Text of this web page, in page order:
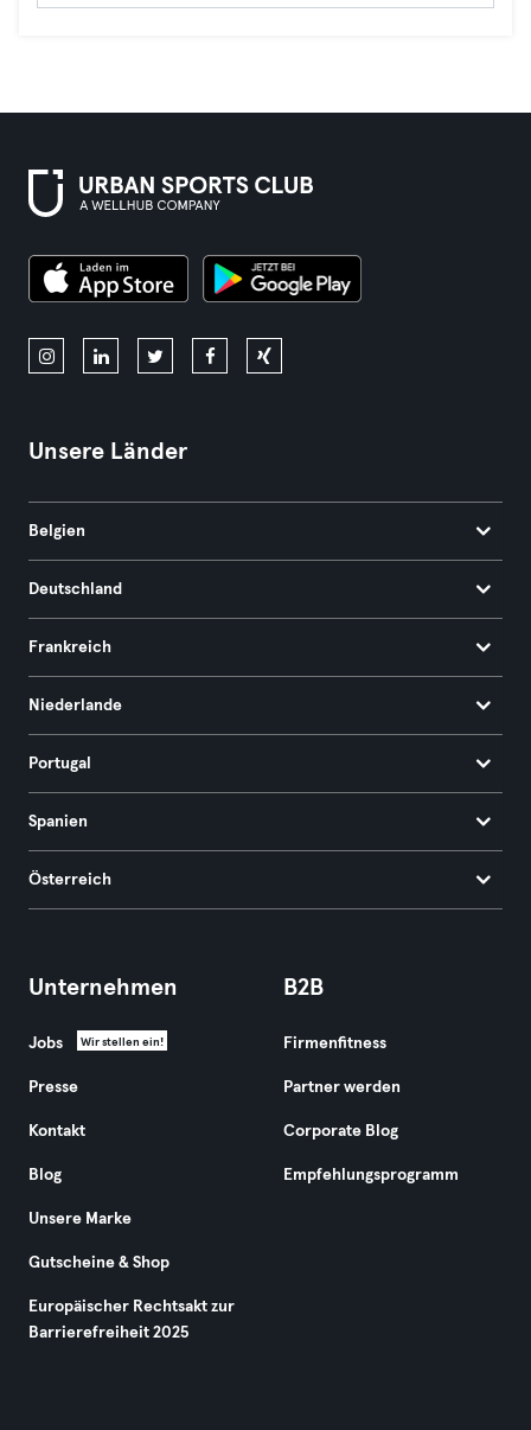
Unsere Länder
Belgien
Deutschland
Frankreich
Niederlande
Portugal
Spanien
Österreich
Unternehmen
Jobs Wir stellen ein!
Presse
Kontakt
Blog
Unsere Marke
Gutscheine & Shop
Europäischer Rechtsakt zur
Barrierefreiheit 2025
B2B
Firmenfitness
Partner werden
Corporate Blog
Empfehlungsprogramm